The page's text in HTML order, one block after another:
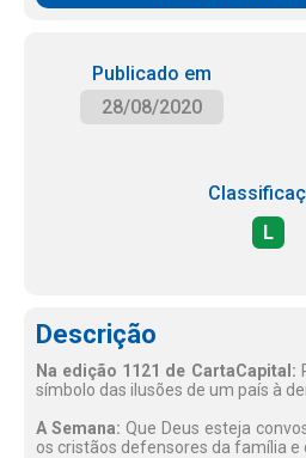
Publicado em
28/08/2020
L
Descrição
Na edição 1121 de CartaCapital:
símbolo das ilusões de um país à
A Semana: Que Deus esteja
os cristãos defensores da família e